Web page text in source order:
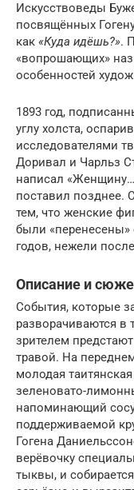
Искусствоведы
посвящённых
как «Куда идёшь?».
«вопрошающих»
особенностей
1893 год,
углу холста,
исследователями
Доривал и Чарльз
написал
поставил позднее.
тем, что женские
были «перенесены»
годов, нежели
Описание и
События, которые
разворачиваются в
зрителем
травой. На
молодая
зеленовато-
напоминающий
поддерживаемой
Гогена
верёвочку
тыквы, и